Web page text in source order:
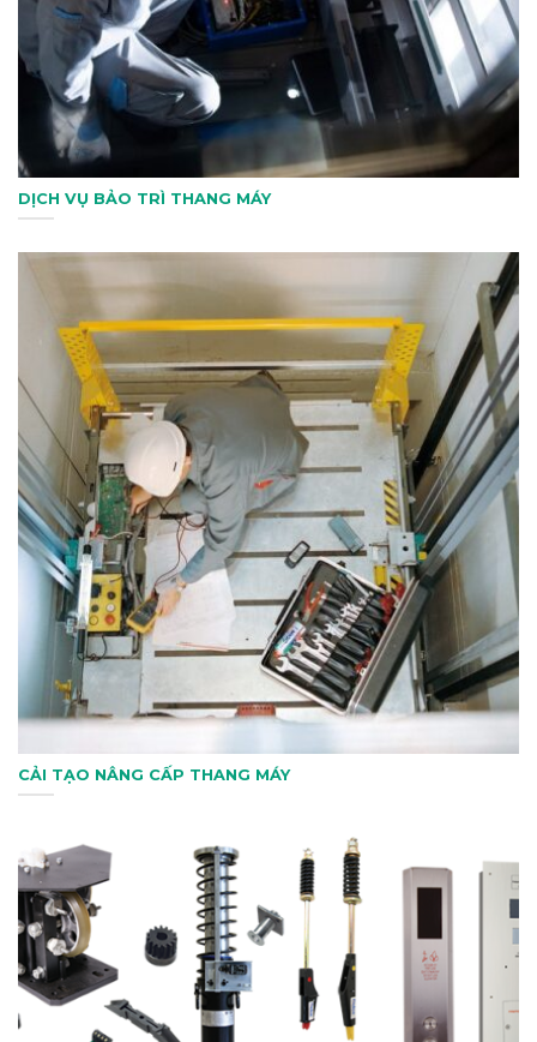
DỊCH VỤ BẢO TRÌ THANG MÁY
CẢI TẠO NÂNG CẤP THANG MÁY